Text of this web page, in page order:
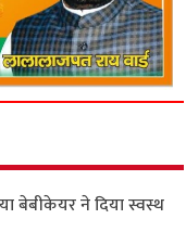
बेबीकेयर ने दिया स्वस्थ